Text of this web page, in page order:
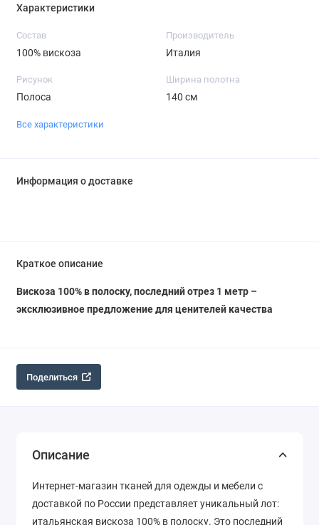
Характеристики
Состав
100% вискоза
Производитель
Италия
Рисунок
Полоса
Ширина полотна
140 см
Все характеристики
Информация о доставке
Краткое описание
Вискоза 100% в полоску, последний отрез 1 метр –
эксклюзивное предложение для ценителей качества
Поделиться
Описание
Интернет-магазин тканей для одежды и мебели с
доставкой по России представляет уникальный лот:
итальянская вискоза 100% в полоску. Это последний